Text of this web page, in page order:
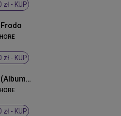
zł - KUP
zł - KUP
Over Hill (Album Version)
zł - KUP